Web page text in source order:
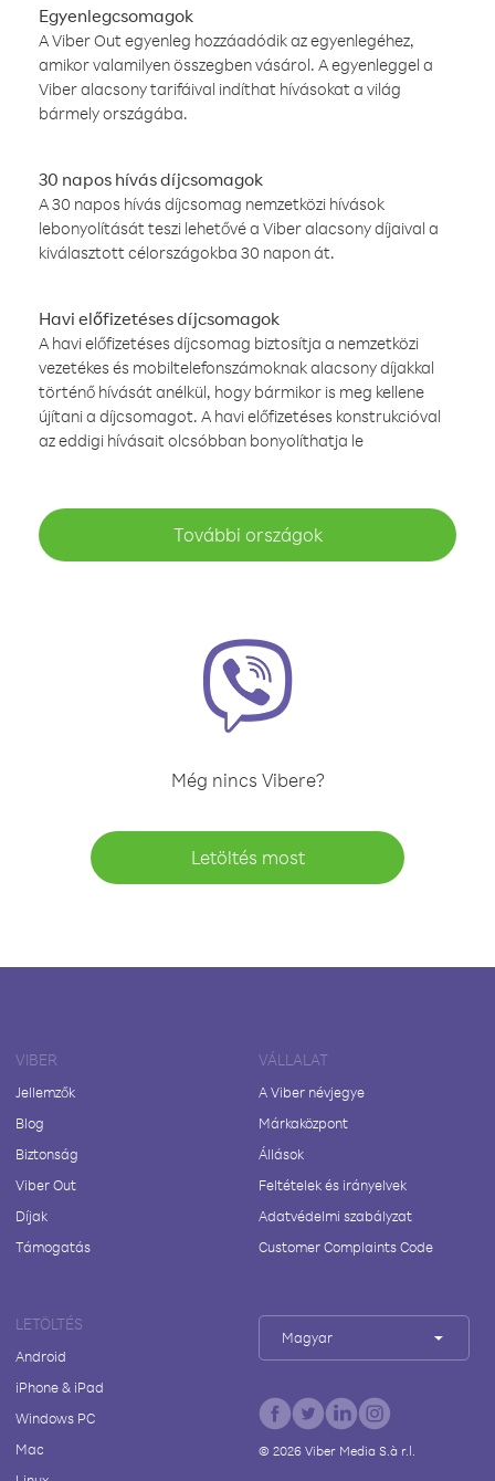
Egyenlegcsomagok
A Viber Out egyenleg hozzáadódik az egyenlegéhez,
amikor valamilyen összegben vásárol. A egyenleggel a
Viber alacsony tarifáival indíthat hívásokat a világ
bármely országába.
30 napos hívás díjcsomagok
A 30 napos hívás díjcsomag nemzetközi hívások
lebonyolítását teszi lehetővé a Viber alacsony díjaival a
kiválasztott célországokba 30 napon át.
Havi előfizetéses díjcsomagok
A havi előfizetéses díjcsomag biztosítja a nemzetközi
vezetékes és mobiltelefonszámoknak alacsony díjakkal
történő hívását anélkül, hogy bármikor is meg kellene
újítani a díjcsomagot. A havi előfizetéses konstrukcióval
az eddigi hívásait olcsóbban bonyolíthatja le
További országok
Még nincs Vibere?
Letöltés most
VIBER
Jellemzők
Blog
Biztonság
Viber Out
Díjak
Támogatás
VÁLLALAT
A Viber névjegye
Márkaközpont
Állások
Feltételek és irányelvek
Adatvédelmi szabályzat
Customer Complaints Code
LETÖLTÉS
Android
iPhone & iPad
Windows PC
Mac
Magyar
© 2026Viber Media S.à r.l.